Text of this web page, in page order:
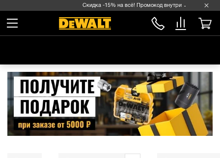
Скидка -15% на всё! Промокод внутри →